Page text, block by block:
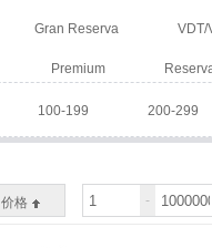
Gran Reserva VDT/
Premium
100-199 200-299
价格 -